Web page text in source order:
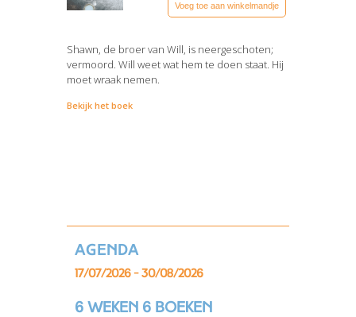
Voeg toe aan winkelmandje
Shawn, de broer van Will, is neergeschoten;
vermoord. Will weet wat hem te doen staat. Hij
moet wraak nemen.
Bekijk het boek
Agenda
17/07/2026 - 30/08/2026
6 weken 6 boeken